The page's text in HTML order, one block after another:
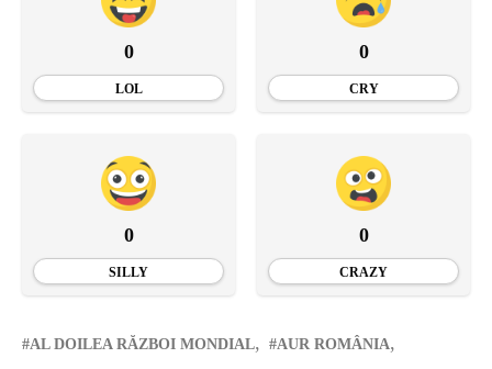
0
LOL
0
CRY
0
SILLY
0
CRAZY
AL DOILEA RĂZBOI MONDIAL AUR ROMÂNIA